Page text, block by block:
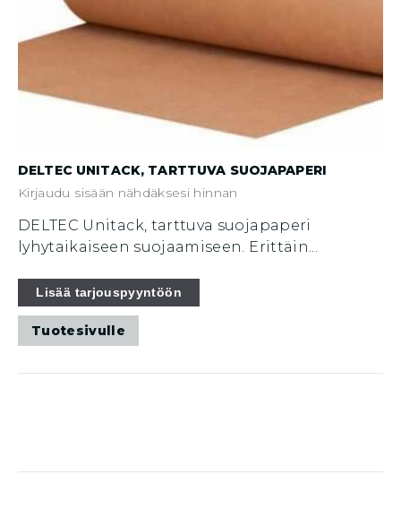
DELTEC UNITACK, TARTTUVA SUOJAPAPERI
Kirjaudu sisään nähdäksesi hinnan
DELTEC Unitack, tarttuva suojapaperi
lyhytaikaiseen suojaamiseen. Erittäin...
Lisää tarjouspyyntöön
tuotteella
muunnelma.
tuotteen
Tuotesivulle